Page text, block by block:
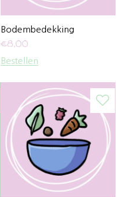
Bodembedekking
€8,00
Bestellen